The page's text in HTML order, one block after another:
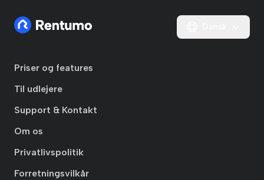
Priser og features
Til udlejere
Support & Kontakt
Om os
Privatlivspolitik
Forretningsvilkår